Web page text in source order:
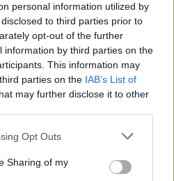
personal information utilized by
to third parties prior to
opt-out of the further
information by third parties on the
This information may
parties on the IAB’s List of
may further disclose it to other
app uses one or more Google
behaviour. You may click to
and its third-party tags to
Opt Outs
Sharing of my
;
της ΠΟΜΙΔΑ,
το πρόβλημα έχει
και του γεγονότος ότι
νομικά πρόσωπα) χωρίς